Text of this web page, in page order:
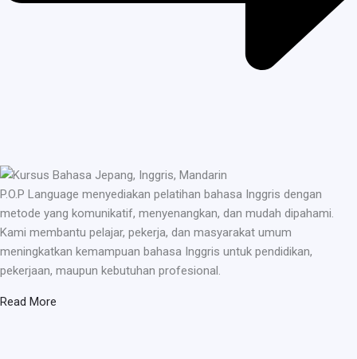
P.O.P Language menyediakan pelatihan bahasa Inggris dengan
metode yang komunikatif, menyenangkan, dan mudah dipahami.
Kami membantu pelajar, pekerja, dan masyarakat umum
meningkatkan kemampuan bahasa Inggris untuk pendidikan,
pekerjaan, maupun kebutuhan profesional.
Read More